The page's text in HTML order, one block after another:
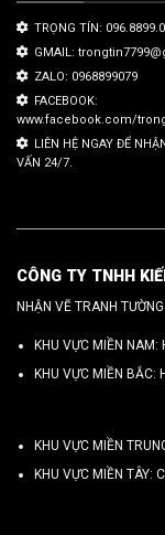
TRỌNG TÍN:
GMAIL:
ZALO: 0968899079
FACEBOOK:
www.facebook.com/
LIÊN HỆ NGAY ĐỂ
VẤN 24/7.
CÔNG TY TNHH
NHẬN VẼ TRANH
KHU VỰC MIỀN NAM:
KHU VỰC MIỀN BẮC:
KHU VỰC MIỀN
KHU VỰC MIỀN TÂY: